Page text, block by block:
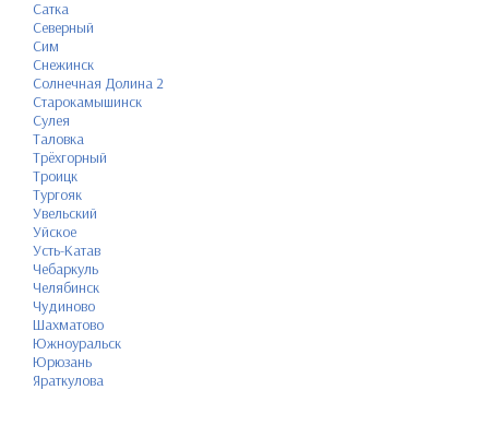
Сатка
Северный
Сим
Снежинск
Солнечная Долина 2
Старокамышинск
Сулея
Таловка
Трёхгорный
Троицк
Тургояк
Увельский
Уйское
Усть-Катав
Чебаркуль
Челябинск
Чудиново
Шахматово
Южноуральск
Юрюзань
Яраткулова